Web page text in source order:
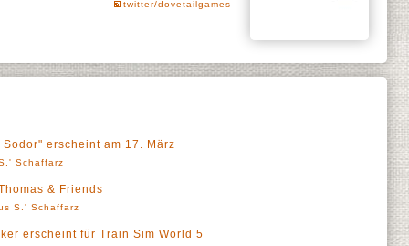
twitter/dovetailgames
erscheint am 17. März
Schaffarz
& Friends
S.' Schaffarz
erscheint für Train Sim World 5